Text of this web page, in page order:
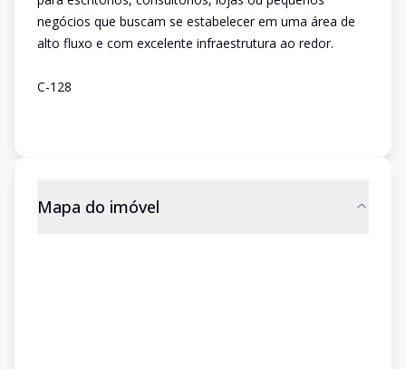
negócios que buscam se estabelecer em uma área de
alto fluxo e com excelente infraestrutura ao redor.
C-128
Mapa do imóvel